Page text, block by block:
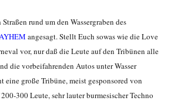
rund um den Wassergraben des
angesagt. Stellt Euch sowas wie die Love
vor, nur daß die Leute auf den Tribünen alle
die vorbeifahrenden Autos unter Wasser
eine große Tribüne, meist gesponsored von
300 Leute, sehr lauter burmesischer Techno